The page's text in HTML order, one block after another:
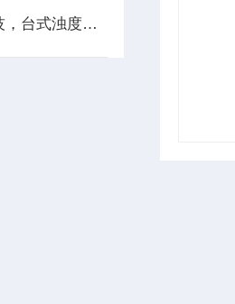
蓝景科技 智能科技，台式浊度计引-领检测新潮流